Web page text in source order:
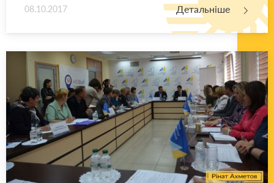
08.10.2017 Детальніше